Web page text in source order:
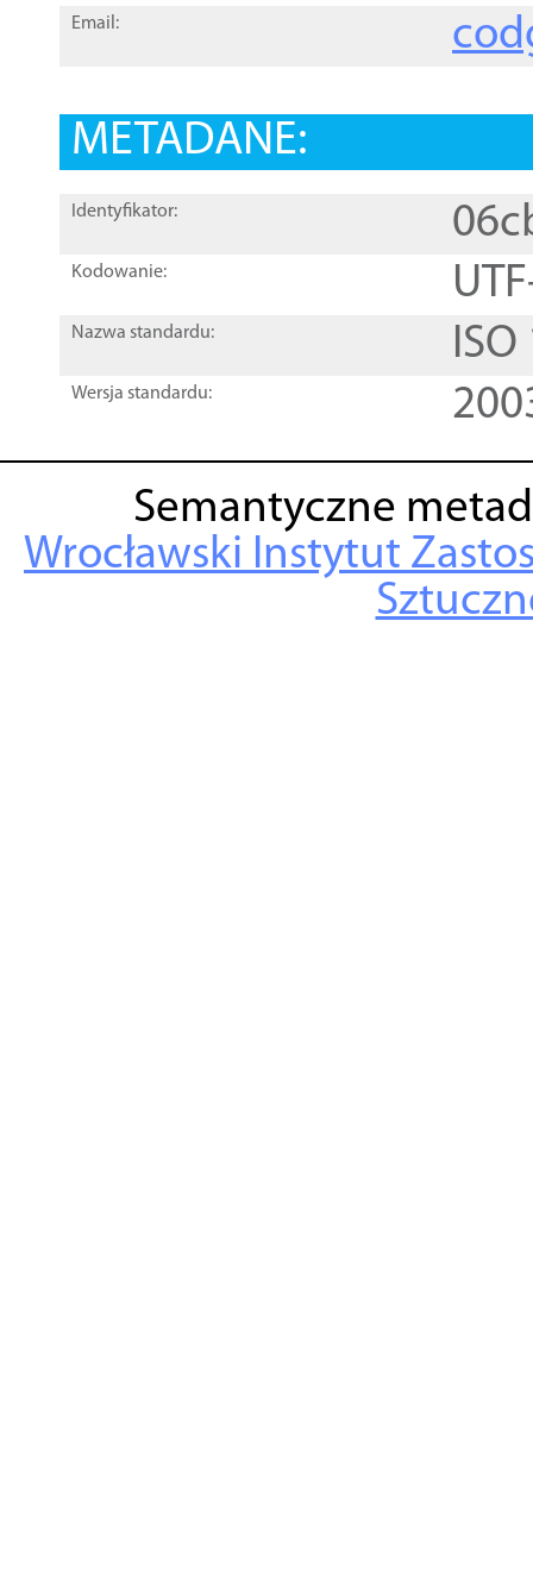
Email:
METADANE:
Identyfikator:
Kodowanie:
Nazwa standardu:
Wersja standardu:
Semantyczne
Wrocławski Instytut